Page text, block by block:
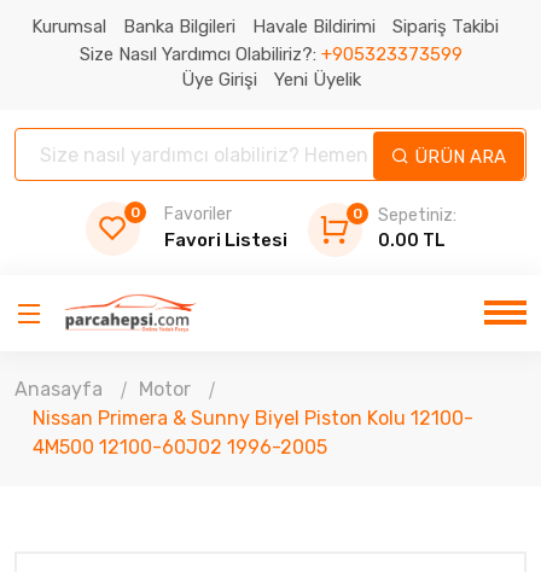
Kurumsal Banka Bilgileri Havale Bildirimi
Sipariş Takibi
Size Nasıl Yardımcı Olabiliriz?: +905323373599
Üye Girişi
Yeni Üyelik
ÜRÜN ARA
0 Favoriler
Favori Listesi
0
Sepetiniz:
0.00 TL
Anasayfa
Motor
Nissan Primera & Sunny Biyel Piston Kolu 12100-
4M500 12100-60J02 1996-2005